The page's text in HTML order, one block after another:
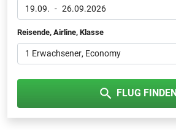
19.09. - 26.09.2026
Reisende, Airline, Klasse
1 Erwachsener, Economy
FLUG FINDEN